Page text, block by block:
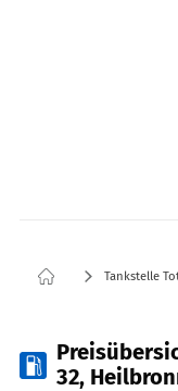
Tankstelle
32,